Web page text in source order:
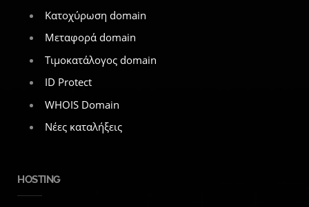
Κατοχύρωση domain
Μεταφορά domain
Τιμοκατάλογος domain
ID Protect
WHOIS Domain
Νέες καταλήξεις
HOSTING